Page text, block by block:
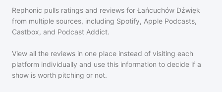
Rephonic pulls ratings and reviews for Łańcuchów Dźwięk
from multiple sources, including Spotify, Apple Podcasts,
Castbox, and Podcast Addict.
View all the reviews in one place instead of visiting each
platform individually and use this information to decide if a
show is worth pitching or not.